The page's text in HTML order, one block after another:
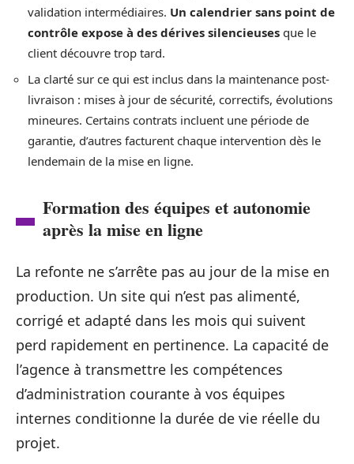
validation intermédiaires. Un calendrier sans point de
contrôle expose à des dérives silencieuses que le
client découvre trop tard.
La clarté sur ce qui est inclus dans la maintenance post-
livraison : mises à jour de sécurité, correctifs, évolutions
mineures. Certains contrats incluent une période de
garantie, d’autres facturent chaque intervention dès le
lendemain de la mise en ligne.
Formation des équipes et autonomie
après la mise en ligne
La refonte ne s’arrête pas au jour de la mise en
production. Un site qui n’est pas alimenté,
corrigé et adapté dans les mois qui suivent
perd rapidement en pertinence. La capacité de
l’agence à transmettre les compétences
d’administration courante à vos équipes
internes conditionne la durée de vie réelle du
projet.